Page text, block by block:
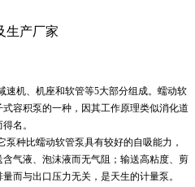
生产厂家
速机、机座和软管等5大部分组成。 蠕动软
容积泵的一种，因其工作原理类似消化道
名。
泵种比蠕动软管泵具有较好的自吸能力，
气液、泡沫液而无气阻；输送高粘度、剪
而与出口压力无关，是天生的计量泵。